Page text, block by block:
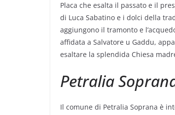
Placa che esalta il passato e il
di Luca Sabatino e i dolci della
aggiungono il tramonto e
affidata a Salvatore u Gaddu,
esaltare la splendida Chiesa
Petralia
Il comune di Petralia Soprana è